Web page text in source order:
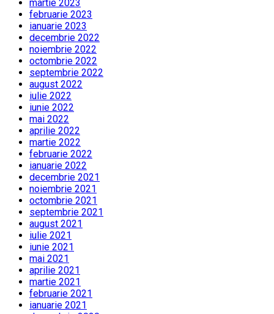
martie 2023
februarie 2023
ianuarie 2023
decembrie 2022
noiembrie 2022
octombrie 2022
septembrie 2022
august 2022
iulie 2022
iunie 2022
mai 2022
aprilie 2022
martie 2022
februarie 2022
ianuarie 2022
decembrie 2021
noiembrie 2021
octombrie 2021
septembrie 2021
august 2021
iulie 2021
iunie 2021
mai 2021
aprilie 2021
martie 2021
februarie 2021
ianuarie 2021